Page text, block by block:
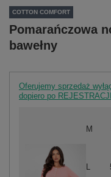
COTTON COMFORT
Pomarańczowa
bawełny
Oferujemy sprzedaż
dopiero po
M